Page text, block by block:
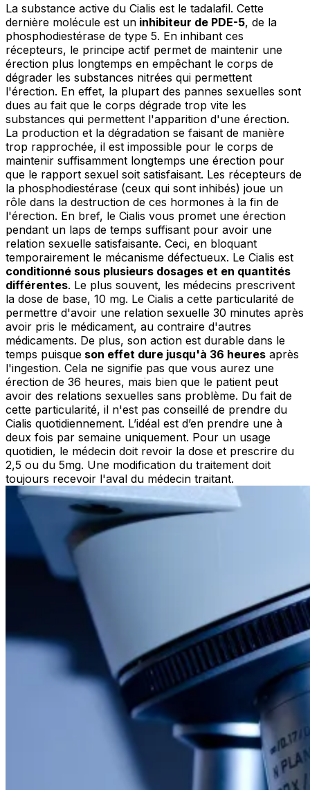
La substance active du Cialis est le tadalafil. Cette
dernière molécule est un inhibiteur de PDE-5, de la
phosphodiestérase de type 5. En inhibant ces
récepteurs, le principe actif permet de maintenir une
érection plus longtemps en empêchant le corps de
dégrader les substances nitrées qui permettent
l'érection. En effet, la plupart des pannes sexuelles sont
dues au fait que le corps dégrade trop vite les
substances qui permettent l'apparition d'une érection.
La production et la dégradation se faisant de manière
trop rapprochée, il est impossible pour le corps de
maintenir suffisamment longtemps une érection pour
que le rapport sexuel soit satisfaisant. Les récepteurs de
la phosphodiestérase (ceux qui sont inhibés) joue un
rôle dans la destruction de ces hormones à la fin de
l'érection. En bref, le Cialis vous promet une érection
pendant un laps de temps suffisant pour avoir une
relation sexuelle satisfaisante. Ceci, en bloquant
temporairement le mécanisme défectueux. Le Cialis est
conditionné sous plusieurs dosages et en quantités
différentes. Le plus souvent, les médecins prescrivent
la dose de base, 10 mg. Le Cialis a cette particularité de
permettre d'avoir une relation sexuelle 30 minutes après
avoir pris le médicament, au contraire d'autres
médicaments. De plus, son action est durable dans le
temps puisque son effet dure jusqu'à 36 heures après
l'ingestion. Cela ne signifie pas que vous aurez une
érection de 36 heures, mais bien que le patient peut
avoir des relations sexuelles sans problème. Du fait de
cette particularité, il n'est pas conseillé de prendre du
Cialis quotidiennement. L’idéal est d’en prendre une à
deux fois par semaine uniquement. Pour un usage
quotidien, le médecin doit revoir la dose et prescrire du
2,5 ou du 5mg. Une modification du traitement doit
toujours recevoir l'aval du médecin traitant.